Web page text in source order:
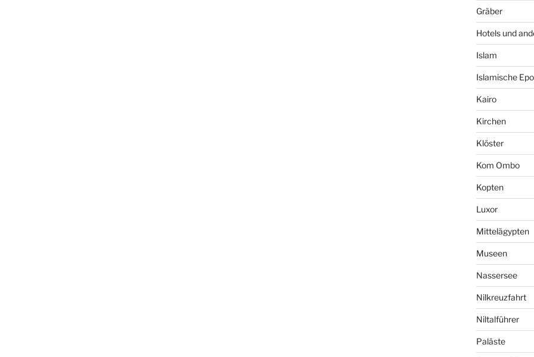
Gräber
Hotels und
Islam
Islamische
Kairo
Kirchen
Klöster
Kom Ombo
Kopten
Luxor
Mittelägypten
Museen
Nassersee
Nilkreuzfahrt
Niltalführer
Paläste